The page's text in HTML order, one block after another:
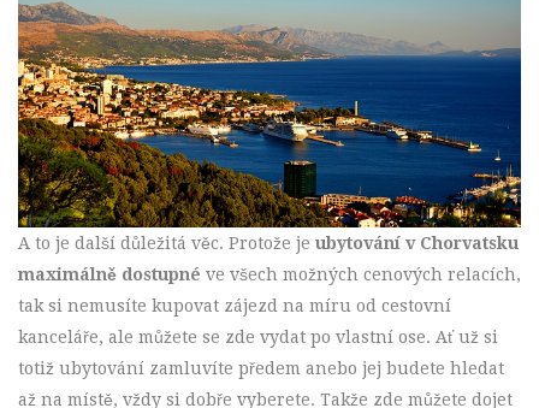
A to je další důležitá věc. Protože je ubytování v Chorvatsku
maximálně dostupné ve všech možných cenových relacích,
tak si nemusíte kupovat zájezd na míru od cestovní
kanceláře, ale můžete se zde vydat po vlastní ose. Ať už si
totiž ubytování zamluvíte předem anebo jej budete hledat
až na místě, vždy si dobře vyberete. Takže zde můžete dojet